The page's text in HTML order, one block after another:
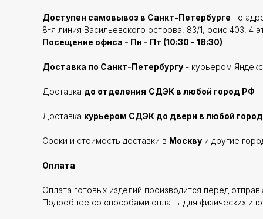
Доступен самовывоз в Санкт-Петербурге по
8-я линия Васильевского острова, 83/1, офис 403, 4
Посещение офиса - Пн - Пт (10:30 - 18:30)
Доставка по Санкт-Петербургу - курьером
Доставка до отделения СДЭК в любой город РФ -
Доставка курьером СДЭК до двери в любой
Сроки и стоимость доставки в Москву и другие
Оплата
Оплата готовых изделий производится перед
Подробнее со способами оплаты для физических и